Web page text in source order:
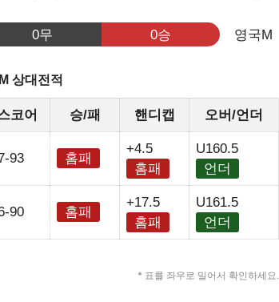
0무 0승 영국M
상대전적
코어 승/패 핸디캡 오버/언더
93 홈패
+4.5
홈패
U160.5
언더
90 홈패
+17.5
홈패
U161.5
언더
* 표를 좌우로 밀어서 확인하세요.